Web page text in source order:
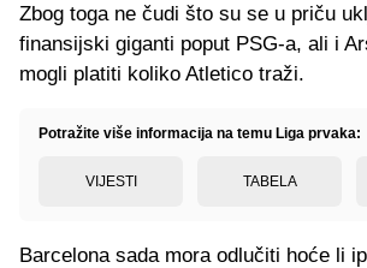
Zbog toga ne čudi što su se u priču
finansijski giganti poput PSG-a, ali i
mogli platiti koliko Atletico traži.
Potražite više informacija na temu Liga prvaka:
VIJESTI TABELA
Barcelona sada mora odlučiti hoće li